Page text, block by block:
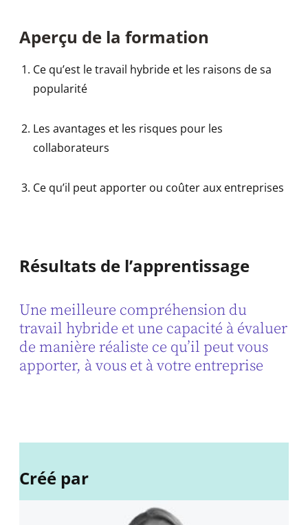
Aperçu de la formation
Ce qu’est le travail hybride et les raisons de sa
popularité
Les avantages et les risques pour les
collaborateurs
Ce qu’il peut apporter ou coûter aux entreprises
Résultats de l’apprentissage
Une meilleure compréhension du
travail hybride et une capacité à évaluer
de manière réaliste ce qu’il peut vous
apporter, à vous et à votre entreprise
Créé par